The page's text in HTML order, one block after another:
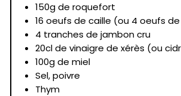
150g de roquefort
16 oeufs de caille (ou 4 oeufs
4 tranches de jambon cru
20cl de vinaigre de xérès (ou
100g de miel
Sel, poivre
Thym